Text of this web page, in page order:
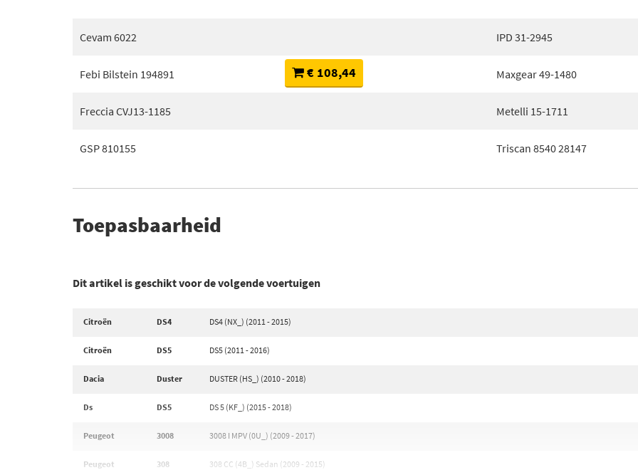
Cevam 6022
Febi Bilstein 194891 € 108,44
Freccia CVJ13-1185
GSP 810155
IPD 31-2945
Maxgear 49-1480
Metelli 15-1711
Triscan 8540 28147
Toepasbaarheid
Dit artikel is geschikt voor de volgende voertuigen
Citroën DS4 DS4 (NX_) (2011 - 2015)
Citroën DS5 DS5 (2011 - 2016)
Dacia Duster DUSTER (HS_) (2010 - 2018)
Ds DS5 DS 5 (KF_) (2015 - 2018)
Peugeot 3008 3008 I MPV (0U_) (2009 - 2017)
Peugeot 308 308 CC (4B_) Sedan (2009 - 2015)